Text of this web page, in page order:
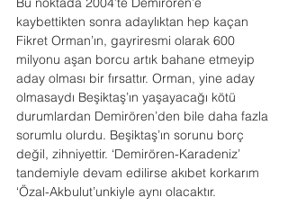
kaybettikten sonra adaylıktan hep kaçan
Fikret Orman’ın, gayriresmi olarak 600
milyonu aşan borcu artık bahane etmeyip
aday olması bir fırsattır. Orman, yine aday
olmasaydı Beşiktaş’ın yaşayacağı kötü
durumlardan Demirören’den bile daha fazla
sorumlu olurdu. Beşiktaş’ın sorunu borç
değil, zihniyettir. ‘Demirören-Karadeniz’
tandemiyle devam edilirse akıbet korkarım
‘Özal-Akbulut’unkiyle aynı olacaktır.